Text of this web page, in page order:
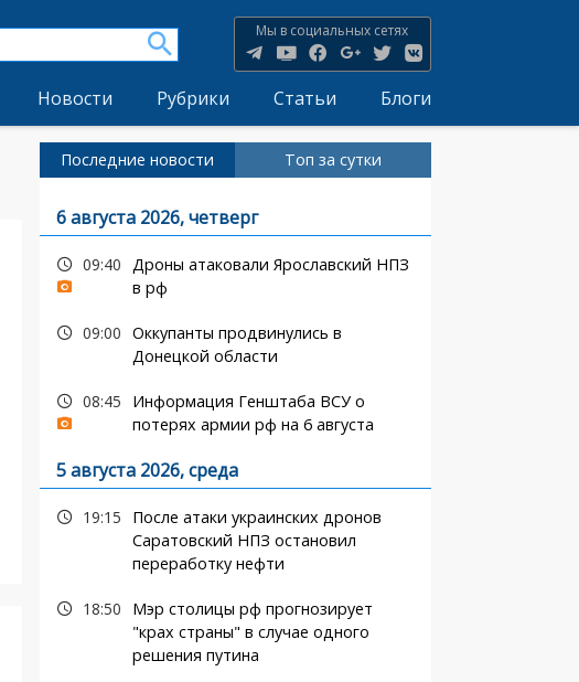
Мы в социальных сетях
Новости Рубрики Статьи Блоги
Последние новости Топ за сутки
6 августа 2026, четверг
09:40 Дроны атаковали Ярославский НПЗ
в рф
09:00 Оккупанты продвинулись в
Донецкой области
08:45
Информация Генштаба ВСУ о
потерях армии рф на 6 августа
5 августа 2026, среда
19:15
После атаки украинских дронов
Саратовский НПЗ остановил
переработку нефти
18:50
Мэр столицы рф прогнозирует
"крах страны" в случае одного
решения путина